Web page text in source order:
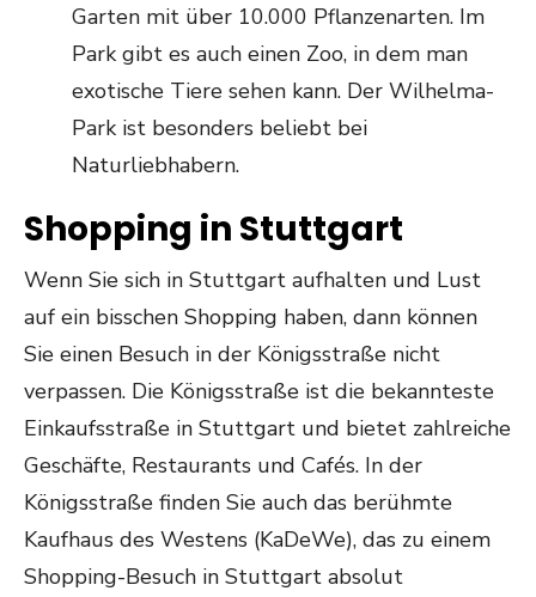
Garten mit über 10.000 Pflanzenarten. Im
Park gibt es auch einen Zoo, in dem man
exotische Tiere sehen kann. Der Wilhelma-
Park ist besonders beliebt bei
Naturliebhabern.
Shopping in Stuttgart
Wenn Sie sich in Stuttgart aufhalten und Lust
auf ein bisschen Shopping haben, dann können
Sie einen Besuch in der Königsstraße nicht
verpassen. Die Königsstraße ist die bekannteste
Einkaufsstraße in Stuttgart und bietet zahlreiche
Geschäfte, Restaurants und Cafés. In der
Königsstraße finden Sie auch das berühmte
Kaufhaus des Westens (KaDeWe), das zu einem
Shopping-Besuch in Stuttgart absolut